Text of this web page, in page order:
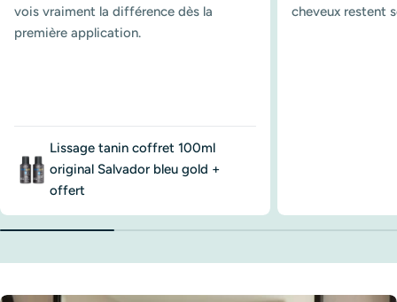
vois vraiment la différence dès la
première application.
Lissage tanin coffret 100ml
original Salvador bleu gold +
offert
cheveux restent